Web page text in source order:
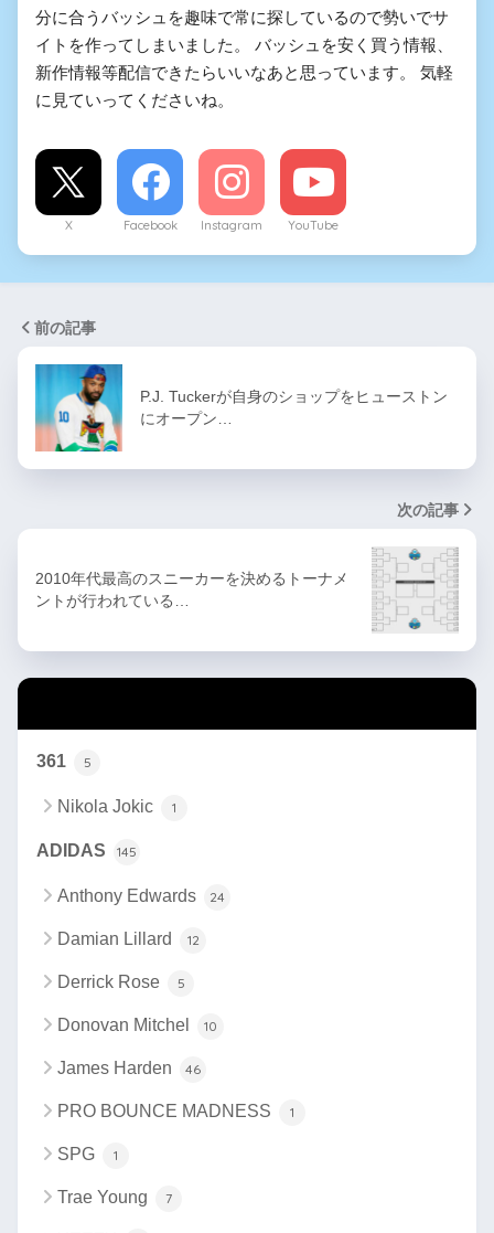
分に合うバッシュを趣味で常に探しているので勢いでサ
イトを作ってしまいました。 バッシュを安く買う情報、
新作情報等配信できたらいいなあと思っています。 気軽
に見ていってくださいね。
X Facebook Instagram YouTube
前の記事
P.J. Tuckerが自身のショップをヒューストン
にオープン…
次の記事
2010年代最高のスニーカーを決めるトーナメ
ントが行われている…
361 5
Nikola Jokic 1
ADIDAS 145
Anthony Edwards 24
Damian Lillard 12
Derrick Rose 5
Donovan Mitchel 10
James Harden 46
PRO BOUNCE MADNESS 1
SPG 1
Trae Young 7